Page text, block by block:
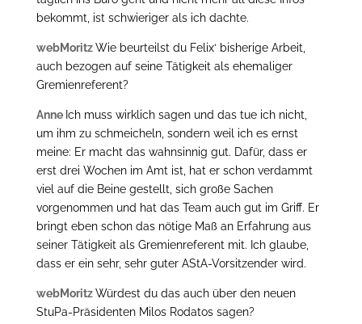
bekommt, ist schwieriger als ich dachte.
webMoritzWie beurteilst du Felix‘ bisherige Arbeit,
auch bezogen auf seine Tätigkeit als ehemaliger
Gremienreferent?
Anne Ich muss wirklich sagen und das tue ich nicht,
um ihm zu schmeicheln, sondern weil ich es ernst
meine: Er macht das wahnsinnig gut. Dafür, dass er
erst drei Wochen im Amt ist, hat er schon verdammt
viel auf die Beine gestellt, sich große Sachen
vorgenommen und hat das Team auch gut im Griff. Er
bringt eben schon das nötige Maß an Erfahrung aus
seiner Tätigkeit als Gremienreferent mit. Ich glaube,
dass er ein sehr, sehr guter AStA-Vorsitzender wird.
webMoritzWürdest du das auch über den neuen
StuPa-Präsidenten Milos Rodatos sagen?